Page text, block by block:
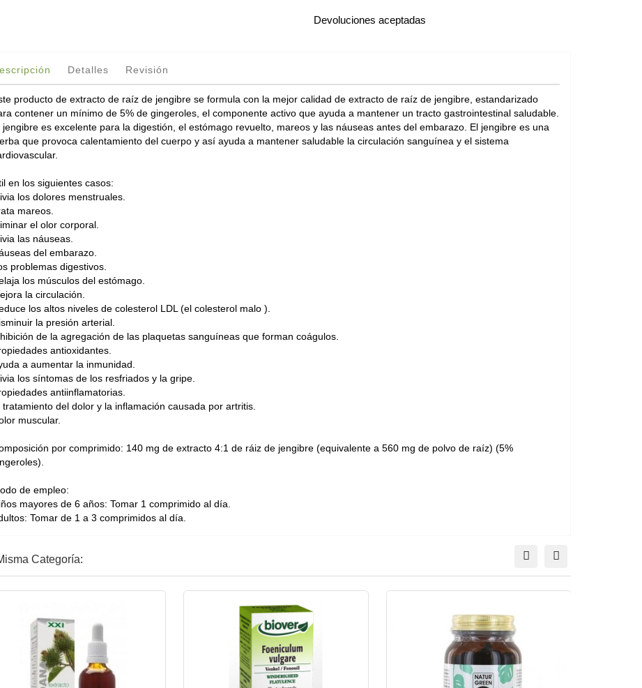
Devoluciones aceptadas
Detalles Revisión
producto de extracto de raíz de jengibre se formula con la mejor calidad de extracto de raíz de jengibre, estandarizado
contener un mínimo de 5% de gingeroles, el componente activo que ayuda a mantener un tracto gastrointestinal saludable.
jengibre es excelente para la digestión, el estómago revuelto, mareos y las náuseas antes del embarazo. El jengibre es una
que provoca calentamiento del cuerpo y así ayuda a mantener saludable la circulación sanguínea y el sistema
en los siguientes casos:
los dolores menstruales.
mareos.
el olor corporal.
las náuseas.
del embarazo.
problemas digestivos.
los músculos del estómago.
la circulación.
los altos niveles de colesterol LDL (el colesterol malo ).
la presión arterial.
de la agregación de las plaquetas sanguíneas que forman coágulos.
antioxidantes.
a aumentar la inmunidad.
los síntomas de los resfriados y la gripe.
antiinflamatorias.
tratamiento del dolor y la inflamación causada por artritis.
muscular.
por comprimido: 140 mg de extracto 4:1 de ráiz de jengibre (equivalente a 560 mg de polvo de raíz) (5%
de empleo:
mayores de 6 años: Tomar 1 comprimido al día.
Tomar de 1 a 3 comprimidos al día.
Categoría: